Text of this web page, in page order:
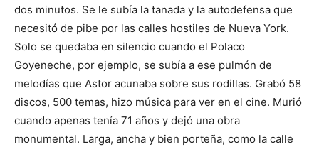
dos minutos. Se le subía la tanada y la autodefensa que
necesitó de pibe por las calles hostiles de Nueva York.
Solo se quedaba en silencio cuando el Polaco
Goyeneche, por ejemplo, se subía a ese pulmón de
melodías que Astor acunaba sobre sus rodillas. Grabó 58
discos, 500 temas, hizo música para ver en el cine. Murió
cuando apenas tenía 71 años y dejó una obra
monumental. Larga, ancha y bien porteña, como la calle